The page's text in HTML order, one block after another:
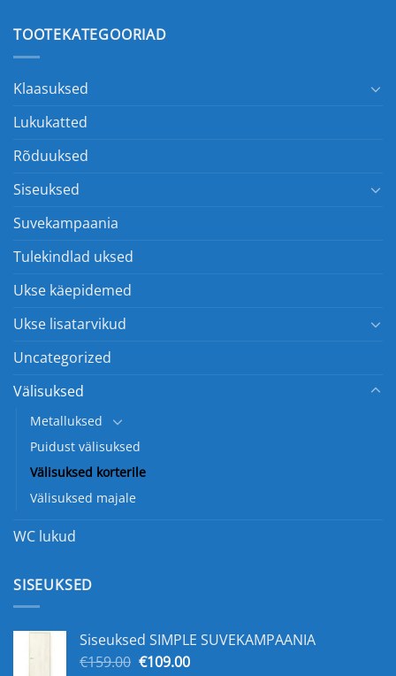
TOOTEKATEGOORIAD
Klaasuksed
Lukukatted
Rõduuksed
Siseuksed
Suvekampaania
Tulekindlad uksed
Ukse käepidemed
Ukse lisatarvikud
Uncategorized
Välisuksed
Metalluksed
Puidust välisuksed
Välisuksed korterile
Välisuksed majale
WC lukud
SISEUKSED
Siseuksed SIMPLE SUVEKAMPAANIA
€159.00 Algne
€109.00Praegune